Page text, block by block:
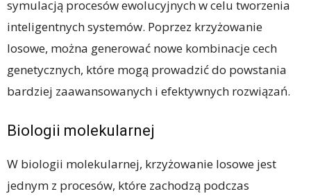
symulacją procesów ewolucyjnych w celu tworzenia
inteligentnych systemów. Poprzez krzyżowanie
losowe, można generować nowe kombinacje cech
genetycznych, które mogą prowadzić do powstania
bardziej zaawansowanych i efektywnych rozwiązań.
Biologii molekularnej
W biologii molekularnej, krzyżowanie losowe jest
jednym z procesów, które zachodzą podczas